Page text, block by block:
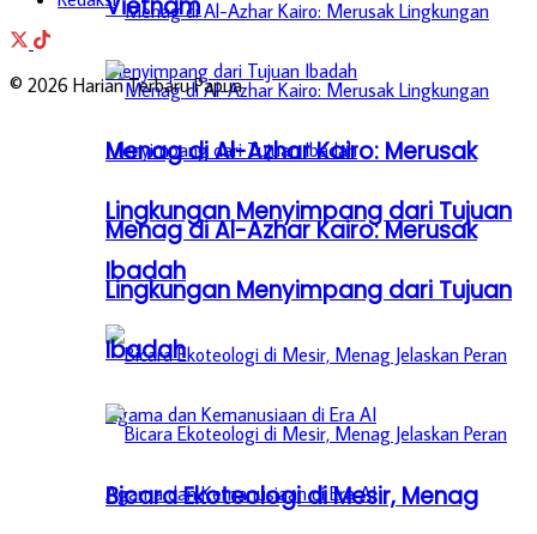
Menag di Al-Azhar Kairo: Merusak
Lingkungan Menyimpang dari Tujuan
Ibadah
Bicara Ekoteologi di Mesir, Menag
Vietnam
Menag di Al-Azhar Kairo: Merusak
Lingkungan Menyimpang dari Tujuan
Ibadah
© 2026 Harian Terbaru Papua